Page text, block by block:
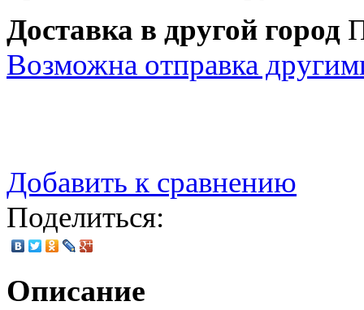
Доставка в другой город
Возможна отправка
Добавить к сравнению
Поделиться:
Описание